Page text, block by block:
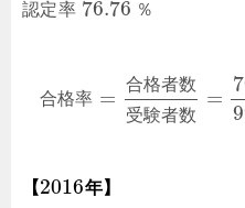
認定率 76.76 ％
合格率 =
合格者数
受験者数
=
【2016年】